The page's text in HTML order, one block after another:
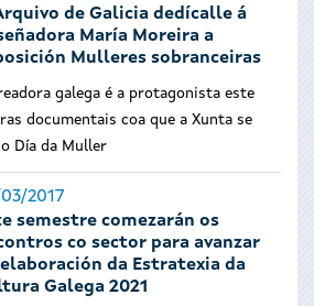
de Galicia dedícalle á
María Moreira a
Mulleres sobranceiras
galega é a protagonista este
documentais coa que a Xunta se
Día da Muller
2017
semestre comezarán os
co sector para avanzar
da Estratexia da
Galega 2021